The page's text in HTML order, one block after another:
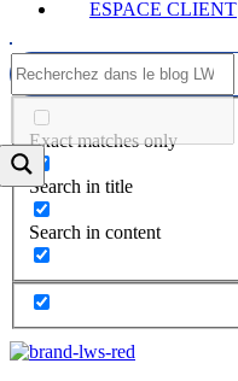
ESPACE CLIENT
Exact matches only
Search in title
Search in content